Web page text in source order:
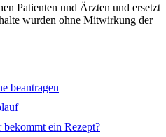
Patienten und Ärzten und ersetzt
wurden ohne Mitwirkung der
beantragen
bekommt ein Rezept?